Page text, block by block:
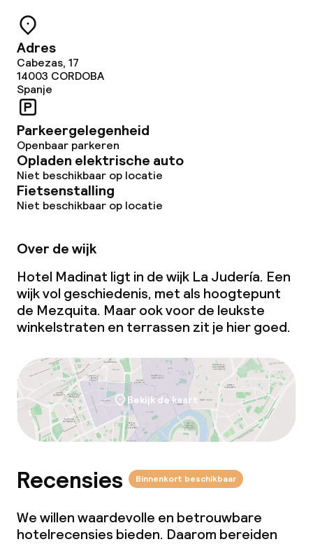
Adres
Cabezas, 17
14003 CORDOBA
Spanje
Parkeergelegenheid
Openbaar parkeren
Opladen elektrische auto
Niet beschikbaar op locatie
Fietsenstalling
Niet beschikbaar op locatie
Over de wijk
Hotel Madinat ligt in de wijk La Judería. Een
wijk vol geschiedenis, met als hoogtepunt
de Mezquita. Maar ook voor de leukste
winkelstraten en terrassen zit je hier goed.
Bekijk de kaart
Recensies Binnenkort beschikbaar
We willen waardevolle en betrouwbare
hotelrecensies bieden. Daarom bereiden